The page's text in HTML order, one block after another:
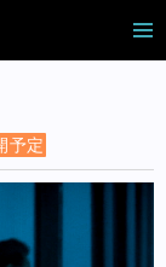
予定